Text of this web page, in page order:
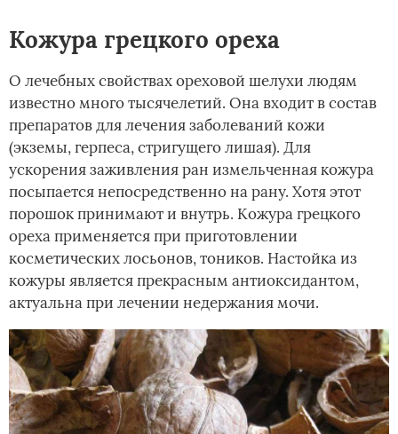
Кожура грецкого ореха
О лечебных свойствах ореховой шелухи людям
известно много тысячелетий. Она входит в состав
препаратов для лечения заболеваний кожи
(экземы, герпеса, стригущего лишая). Для
ускорения заживления ран измельченная кожура
посыпается непосредственно на рану. Хотя этот
порошок принимают и внутрь. Кожура грецкого
ореха применяется при приготовлении
косметических лосьонов, тоников. Настойка из
кожуры является прекрасным антиоксидантом,
актуальна при лечении недержания мочи.